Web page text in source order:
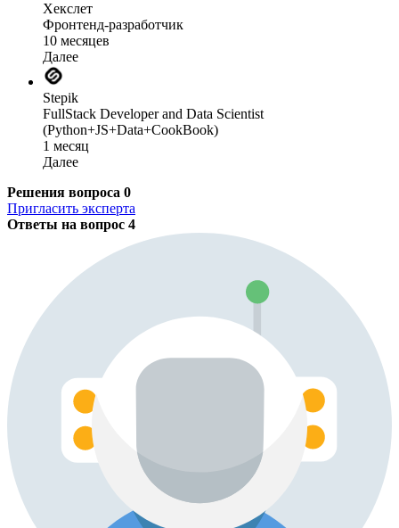
Хекслет
Фронтенд-разработчик
10 месяцев
Далее
Stepik
FullStack Developer and Data Scientist
(Python+JS+Data+CookBook)
1 месяц
Далее
Решения вопроса 0
Пригласить эксперта
Ответы на вопрос 4